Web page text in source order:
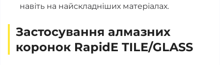
навіть на найскладніших матеріалах.
Застосування алмазних
коронок RapidE TILE/GLASS